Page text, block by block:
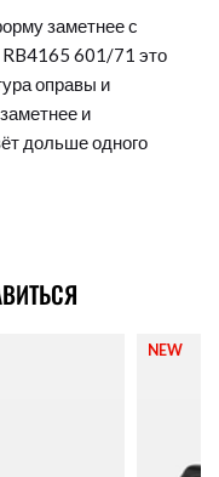
заметнее с
RB4165 601/71 это
оправы и
и
дольше одного
NEW